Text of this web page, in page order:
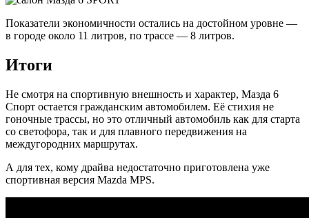
Показатели экономичности остались на достойном уровне —
в городе около 11 литров, по трассе — 8 литров.
Итоги
Не смотря на спортивную внешность и характер, Мазда 6
Спорт остается гражданским автомобилем. Её стихия не
гоночные трассы, но это отличный автомобиль как для старта
со светофора, так и для плавного передвижения на
междугородних маршрутах.
А для тех, кому драйва недостаточно приготовлена уже
спортивная версия Mazda MPS.